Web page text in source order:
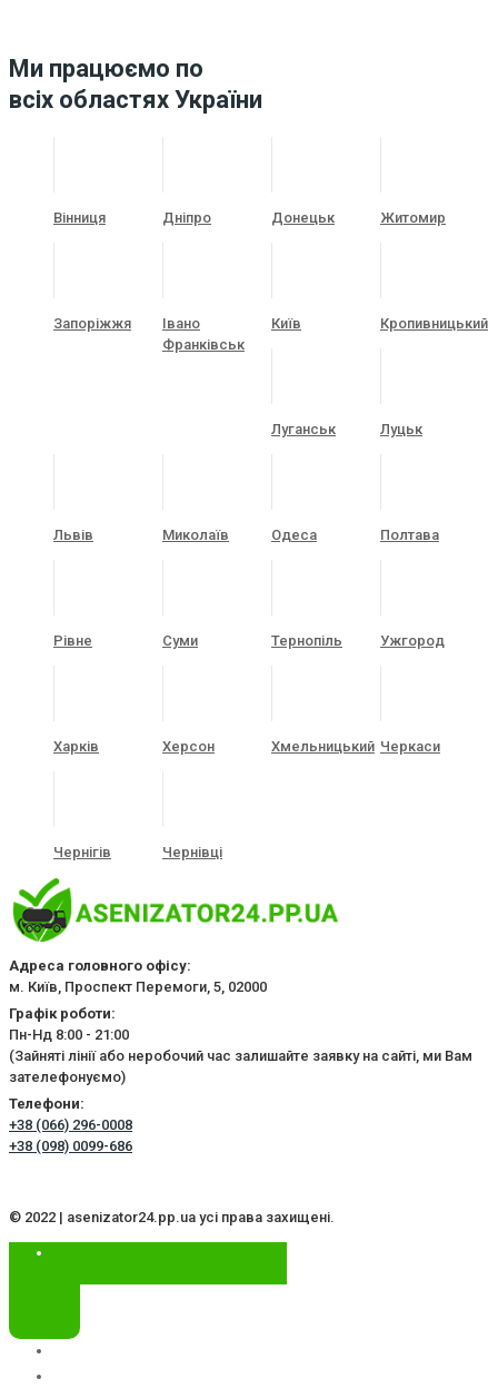
Ми працюємо по
всіх областях України
Вінниця Дніпро Донецьк Житомир
Запоріжжя
Івано
Франківськ
Київ Кропивницький
Луганськ Луцьк
Львів Миколаїв Одеса Полтава
Рівне Суми Тернопіль Ужгород
Харків Херсон Хмельницький Черкаси
Чернігів Чернівці
Адреса головного офісу:
м. Київ, Проспект Перемоги, 5, 02000
Графік роботи:
Пн-Нд 8:00 - 21:00
(Зайняті лінії або неробочий час залишайте заявку на сайті, ми Вам
зателефонуємо)
Телефони:
+38 (066) 296-0008
+38 (098) 0099-686
© 2022 | asenizator24.pp.ua усі права захищені.